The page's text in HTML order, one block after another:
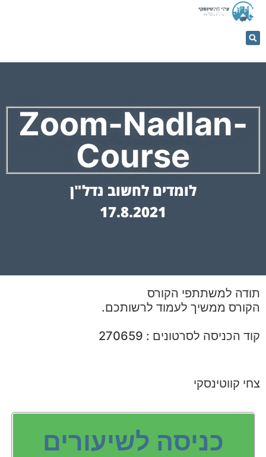
053-
5366884
Zoom-Nadlan-
Course
לומדים לחשוב נדל"ן
17.8.2021
תודה למשתתפי הקורס
הקורס ממשיך לעמוד לרשותכם.
קוד הכניסה לסרטונים : 270659
צחי קווטינסקי
כניסה לשיעורים